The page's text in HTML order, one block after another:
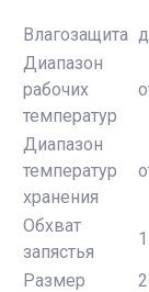
Влагозащита
Диапазон
рабочих
температур
Диапазон
температур
хранения
Обхват
запястья
Размер